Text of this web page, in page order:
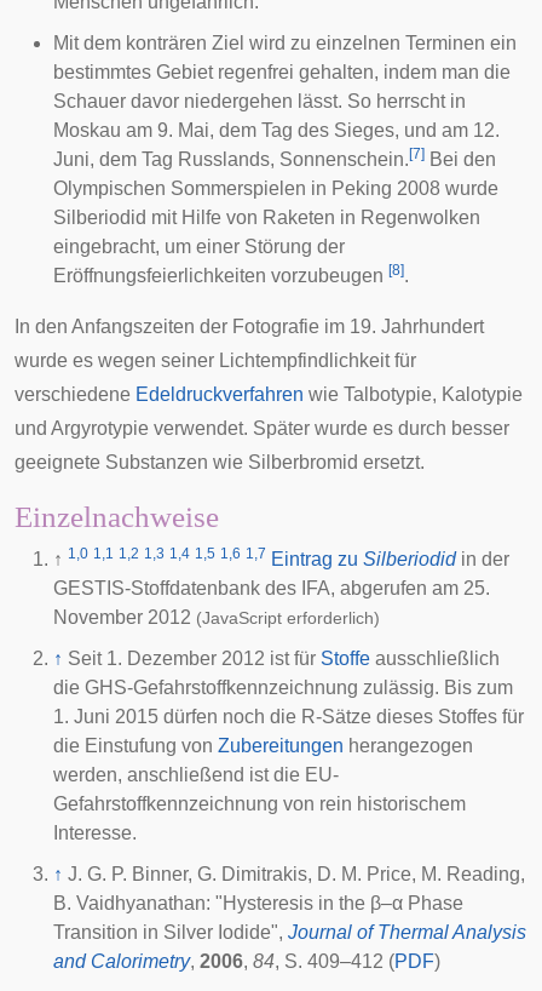
Mit dem konträren Ziel wird zu einzelnen Terminen ein
bestimmtes Gebiet regenfrei gehalten, indem man die
Schauer davor niedergehen lässt. So herrscht in
Moskau am 9. Mai, dem Tag des Sieges, und am 12.
Juni, dem Tag Russlands, Sonnenschein. [7] Bei den
Olympischen Sommerspielen in Peking 2008 wurde
Silberiodid mit Hilfe von Raketen in Regenwolken
eingebracht, um einer Störung der
Eröffnungsfeierlichkeiten vorzubeugen [8].
In den Anfangszeiten der Fotografie im 19. Jahrhundert
wurde es wegen seiner Lichtempfindlichkeit für
verschiedene Edeldruckverfahren wie Talbotypie, Kalotypie
und Argyrotypie verwendet. Später wurde es durch besser
geeignete Substanzen wie Silberbromid ersetzt.
Einzelnachweise
↑ 1,0 1,1 1,2 1,3 1,4 1,5 1,6 1,7 Eintrag zu Silberiodidin der
GESTIS-Stoffdatenbank des IFA, abgerufen am 25.
November 2012 (JavaScript erforderlich)
↑ Seit 1. Dezember 2012 ist für Stoffe ausschließlich
die GHS-Gefahrstoffkennzeichnung zulässig. Bis zum
1. Juni 2015 dürfen noch die R-Sätze dieses Stoffes für
die Einstufung von Zubereitungen herangezogen
werden, anschließend ist die EU-
Gefahrstoffkennzeichnung von rein historischem
Interesse.
↑ J. G. P. Binner, G. Dimitrakis, D. M. Price, M. Reading,
B. Vaidhyanathan: "Hysteresis in the β–α Phase
Transition in Silver Iodide", Journal of Thermal Analysis
and Calorimetry, 2006, 84, S. 409–412 (PDF)